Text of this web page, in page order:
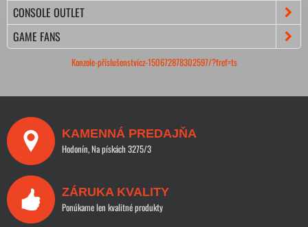
CONSOLE OUTLET
GAME FANS
Konzole-příslušenstvícz-150672878302597/?fref=ts
KAMENNÁ PREDAJŇA
Hodonín, Na pískách 3275/3
ZÁRUKA KVALITY
Ponúkame len kvalitné produkty